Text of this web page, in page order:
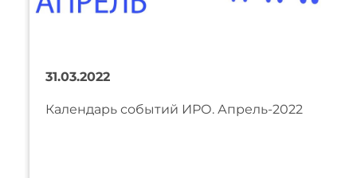
31.03.2022
Календарь событий ИРО. Апрель-2022